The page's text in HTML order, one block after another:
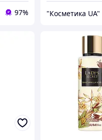
97% "Косметика UA"